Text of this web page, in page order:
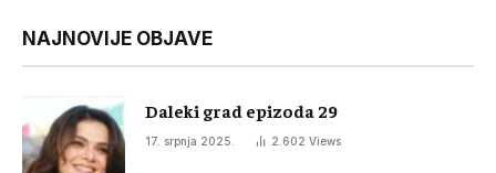
NAJNOVIJE OBJAVE
Daleki grad epizoda 29
17. srpnja 2025. 2.602 Views